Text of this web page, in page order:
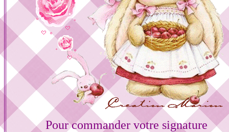
Pour commander votre signature